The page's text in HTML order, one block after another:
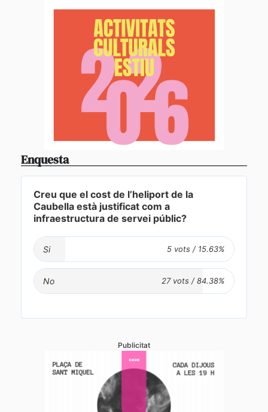
Enquesta
Creu que el cost de l’heliport de la
Caubella està justificat com a
infraestructura de servei públic?
Si
No
Publicitat